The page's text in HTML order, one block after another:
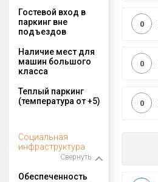
Гостевой вход в
паркинг вне
подъездов
0
Наличие мест для
машин большого
класса
0
Теплый паркинг
(температура от +5)
0
Социальная
инфраструктура
Свернуть
Обеспеченность